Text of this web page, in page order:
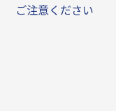
ご注意ください